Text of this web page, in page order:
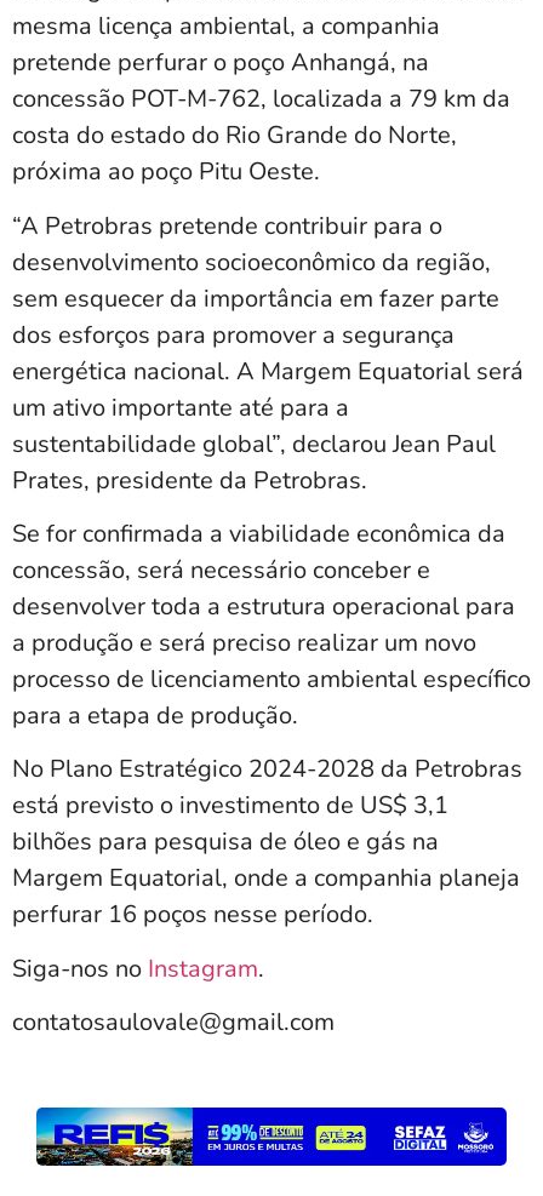
mesma licença ambiental, a companhia
pretende perfurar o poço Anhangá, na
concessão POT-M-762, localizada a 79 km da
costa do estado do Rio Grande do Norte,
próxima ao poço Pitu Oeste.
“A Petrobras pretende contribuir para o
desenvolvimento socioeconômico da região,
sem esquecer da importância em fazer parte
dos esforços para promover a segurança
energética nacional. A Margem Equatorial será
um ativo importante até para a
sustentabilidade global”, declarou Jean Paul
Prates, presidente da Petrobras.
Se for confirmada a viabilidade econômica da
concessão, será necessário conceber e
desenvolver toda a estrutura operacional para
a produção e será preciso realizar um novo
processo de licenciamento ambiental específico
para a etapa de produção.
No Plano Estratégico 2024-2028 da Petrobras
está previsto o investimento de US$ 3,1
bilhões para pesquisa de óleo e gás na
Margem Equatorial, onde a companhia planeja
perfurar 16 poços nesse período.
Siga-nos no Instagram.
contatosaulovale@gmail.com